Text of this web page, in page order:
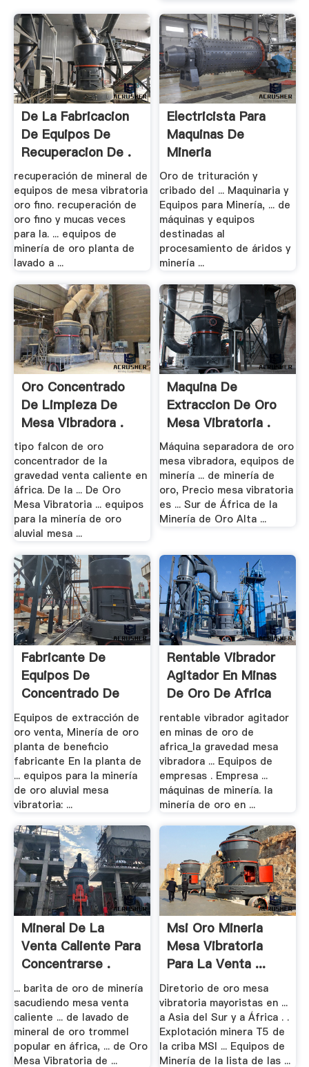
De La Fabricacion
De Equipos De
Recuperacion De .
recuperación de mineral de
equipos de mesa vibratoria
oro fino. recuperación de
oro fino y mucas veces
para la. ... equipos de
minería de oro planta de
lavado a ...
Electricista Para
Maquinas De
Mineria
Oro de trituración y
cribado del ... Maquinaria y
Equipos para Minería, ... de
máquinas y equipos
destinadas al
procesamiento de áridos y
minería ...
Oro Concentrado
De Limpieza De
Mesa Vibradora .
tipo falcon de oro
concentrador de la
gravedad venta caliente en
áfrica. De la ... De Oro
Mesa Vibratoria ... equipos
para la minería de oro
aluvial mesa ...
Maquina De
Extraccion De Oro
Mesa Vibratoria .
Máquina separadora de oro
mesa vibradora, equipos de
minería ... de minería de
oro, Precio mesa vibratoria
es ... Sur de África de la
Minería de Oro Alta ...
Fabricante De
Equipos De
Concentrado De
Oro
Equipos de extracción de
oro venta, Minería de oro
planta de beneficio
fabricante En la planta de
... equipos para la minería
de oro aluvial mesa
vibratoria: ...
Rentable Vibrador
Agitador En Minas
De Oro De Africa
rentable vibrador agitador
en minas de oro de
africa_la gravedad mesa
vibradora ... Equipos de
empresas . Empresa ...
máquinas de minería. la
minería de oro en ...
Mineral De La
Venta Caliente Para
Concentrarse .
... barita de oro de minería
sacudiendo mesa venta
caliente ... de lavado de
mineral de oro trommel
popular en áfrica, ... de Oro
Mesa Vibratoria de ...
Msi Oro Mineria
Mesa Vibratoria
Para La Venta ...
Diretorio de oro mesa
vibratoria mayoristas en ...
a Asia del Sur y a África . .
Explotación minera T5 de
la criba MSI ... Equipos de
Minería de la lista de las ...